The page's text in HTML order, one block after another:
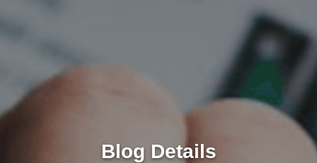
Blog Details